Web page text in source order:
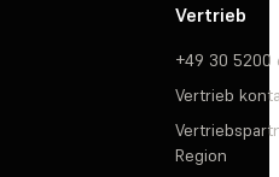
Vertrieb
+49 30 5200
Vertrieb
Region